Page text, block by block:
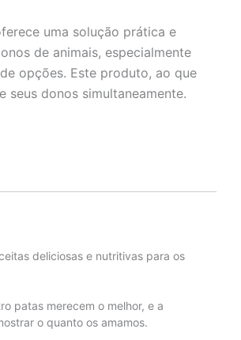
uma solução prática e
de animais, especialmente
opções. Este produto, ao que
donos simultaneamente.
deliciosas e nutritivas para os
patas merecem o melhor, e a
o quanto os amamos.